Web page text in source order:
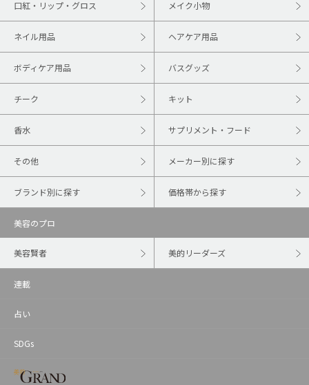
口紅・リップ・グロス メイク小物
ネイル用品 ヘアケア用品
ボディケア用品 バスグッズ
チーク キット
香水 サプリメント・フード
その他 メーカー別に探す
ブランド別に探す 価格帯から探す
美容のプロ
美容賢者 美的リーダーズ
連載
占い
SDGs